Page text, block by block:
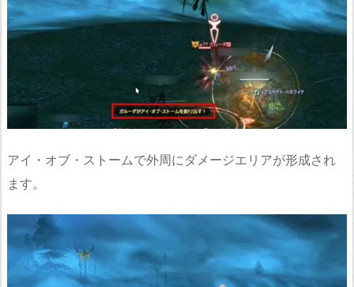
アイ・オブ・ストームで外周にダメージエリアが形成され
ます。